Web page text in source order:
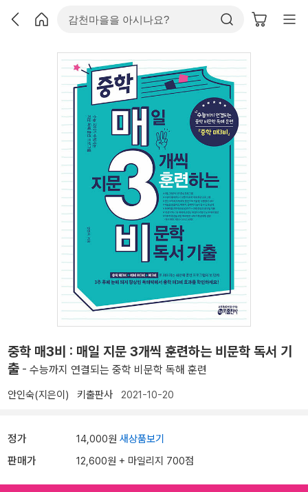
중학 매3비 : 매일 지문 3개씩 훈련하는 비문학 독서 기
출 - 수능까지 연결되는 중학 비문학 독해 훈련
안인숙(지은이) 키출판사 2021-10-20
정가 14,000원 새상품보기
판매가 12,600원 + 마일리지 700점